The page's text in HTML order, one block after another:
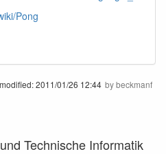
Pong
2011/01/26 12:44 bybeckmanf
Technische Informatik